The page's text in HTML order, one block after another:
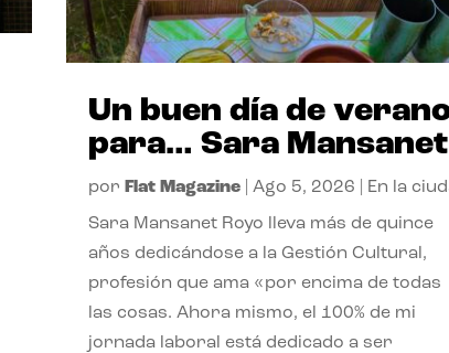
Un buen día de
para… Sara Mansanet
por Flat Magazine| Ago 5, 2026 En la
Sara Mansanet Royo lleva más de quince
años dedicándose a la Gestión Cultural,
profesión que ama «por encima de todas
las cosas. Ahora mismo, el 100% de mi
jornada laboral está dedicado a ser